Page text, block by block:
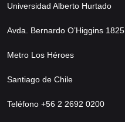
Universidad Alberto Hurtado
Avda. Bernardo O’Higgins 1825
Metro Los Héroes
Santiago de Chile
Teléfono +56 2 2692 0200